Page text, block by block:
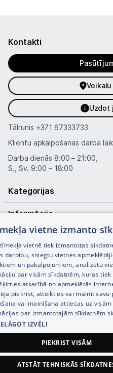
Kontakti
Uzdot
Tālrunis +371 67333733
Klientu apkalpošanas darba
Darba dienās 8:00 – 21:00,
S., Sv. 9:00 – 18:00
Kategorijas
Informācija
Noderīgas saites
© SIA Tet 2026 -
vietne izmanto
vietnē tiek izmantotas
darbību, sniegtu vietnes
un pakalpojumiem, analizētu
par visām sīkdatnēm, kuras
atkarībā no apmeklētās
piekrist, atteikties vai mainīt savu
vai mainīšana attiecas uz
par izmantotajām sīkdatnēm
IZVĒLI
PIEKRIST VISĀM
ATSTĀT TEHNISKĀS